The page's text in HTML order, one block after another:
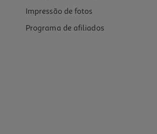
Impressão de fotos
Programa de afiliados